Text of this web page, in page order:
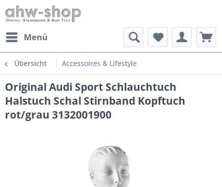
Menü
Übersicht Accessoires & Lifestyle
Original Audi Sport Schlauchtuch
Halstuch Schal Stirnband Kopftuch
rot/grau 3132001900